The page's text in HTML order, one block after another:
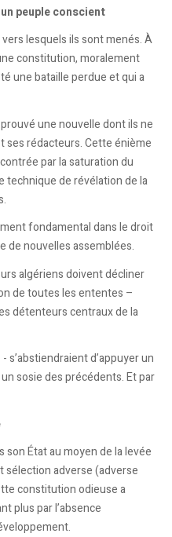
peuple conscient
lesquels ils sont menés. À
constitution, moralement
une bataille perdue et qui a
une nouvelle dont ils ne
ses rédacteurs. Cette énième
par la saturation du
technique de révélation de la
fondamental dans le droit
de nouvelles assemblées.
algériens doivent décliner
de toutes les ententes –
détenteurs centraux de la
d’appuyer un
sosie des précédents. Et par
État au moyen de la levée
sélection adverse (adverse
constitution odieuse a
plus par l’absence